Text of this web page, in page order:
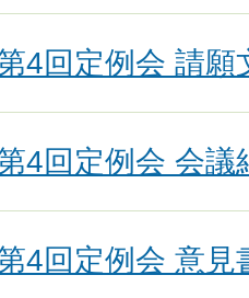
4回定例会 請願
4回定例会 会議
4回定例会 意見